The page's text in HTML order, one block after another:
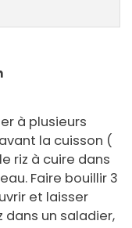
à plusieurs
la cuisson (
riz à cuire dans
Faire bouillir 3
et laisser
dans un saladier,